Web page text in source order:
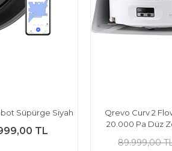
Süpürge Siyah
TL
Qrevo Curv 2
20.000 Pa Düz
89.999,00